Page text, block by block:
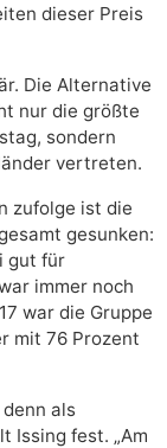
dieser Preis
Die Alternative
nur die größte
sondern
vertreten.
zufolge ist die
gesunken:
gut für
immer noch
war die Gruppe
mit 76 Prozent
als
Issing fest. „Am